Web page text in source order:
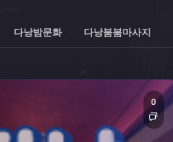
다낭밤문화 다낭붐붐마사지
0